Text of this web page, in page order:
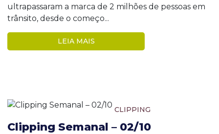
ultrapassaram a marca de 2 milhões de pessoas em
trânsito, desde o começo...
LEIA MAIS
CLIPPING
Clipping Semanal – 02/10